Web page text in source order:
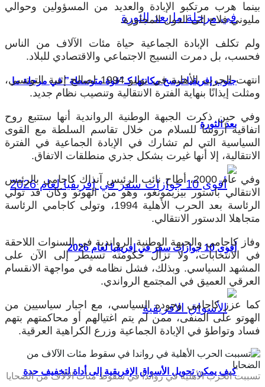
جنوب إفريقيا ترسخ مكانتها كـ”قوة متوسطة” في مرحلة ما
بعد الثورة
أقوى 10 جوازات سفر في إفريقيا لعام 2026
كيف يمكن تحويل الأسواق الإفريقية إلى أداة لتخفيف حدة
بينما هرب مرتكبو الإبادة والعديد من المسؤولين وحوالي
مليوني فلاح إلى الدول المجاورة.
ولم تكلف الإبادة الجماعية حياة مئات الآلاف من الناس
فحسب، بل دمرت النسيج الاجتماعي والاقتصادي للبلاد.
انتهت الحرب الأهلية في يوليو 1994 لصالح إثنية التوتسي،
ومثلت إيذانًا بنهاية الفترة الانتقالية وتنصيب نظام جديد.
وفي حين ذكرت الجبهة الوطنية الرواندية أنها ستتبع روح
اتفاقية أروشا للسلام من خلال تقاسم السلطة مع القوى
السياسية التي لم تشارك في الإبادة الجماعية في الفترة
الانتقالية، إلا أنها غيرت بشكل جذري منطلقات الاتفاق.
وفي عام 2000، أطاح نائب الرئيس آنذاك كاجامي بالرئيس
الانتقالي باستور بيزيمونغو، وهو من الهوتو وكان قد تولي
الرئاسة بعد الحرب الأهلية 1994، وتولى كاجامي الرئاسة
متجاهلا الدستور الانتقالي.
وفاز كاجامي والجبهة الوطنية الرواندية في السنوات اللاحقة
في الانتخابات، ولا تزال حكومته تسيطر إلى الآن على
المشهد السياسي. وبذلك، فشل نظامه في مواجهة الانقسام
العرقي العميق في المجتمع الرواندي.
كما عزز كاجامي وجوده السياسي، مع اجبار سياسيين من
الهوتو على المنفى، ممن لم يتم اغتيالهم أو محاكمتهم بتهم
فساد وتواطؤ في الإبادة الجماعية وزرع الكراهية العرقية.
تسببت الحرب الأهلية في رواندا في سقوط مئات الآلاف من الضحايا